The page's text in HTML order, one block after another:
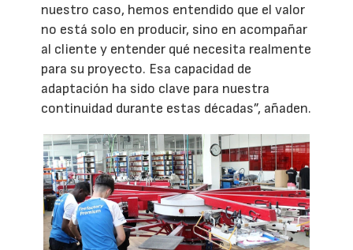
nuestro caso, hemos entendido que el valor
no está solo en producir, sino en acompañar
al cliente y entender qué necesita realmente
para su proyecto. Esa capacidad de
adaptación ha sido clave para nuestra
continuidad durante estas décadas”, añaden.